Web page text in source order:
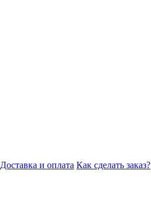
Доставка и оплата Как сделать заказ?